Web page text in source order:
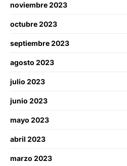
noviembre 2023
octubre 2023
septiembre 2023
agosto 2023
julio 2023
junio 2023
mayo 2023
abril 2023
marzo 2023